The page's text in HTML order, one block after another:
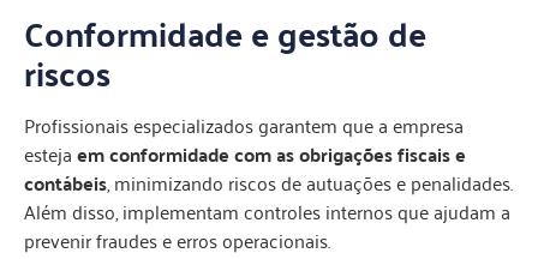
Conformidade e gestão de
riscos
Profissionais especializados garantem que a empresa
estejaem conformidade com as obrigações fiscais e
contábeis, minimizando riscos de autuações e penalidades.
Além disso, implementam controles internos que ajudam a
prevenir fraudes e erros operacionais.